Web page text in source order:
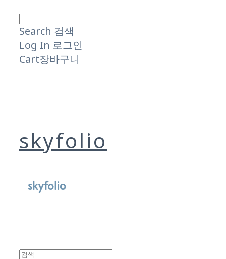
Search 검색
Log In 로그인
Cart장바구니
skyfolio